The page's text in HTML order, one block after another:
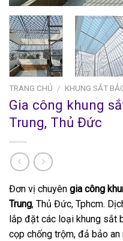
TRANG CHỦ / KHUNG SẮT
Gia công khung
Trung, Thủ Đức
Đơn vị chuyên gia công
Trung, Thủ Đức, Tphcm.
lắp đặt các loại khung sắt
cọp chống trộm, đả bảo